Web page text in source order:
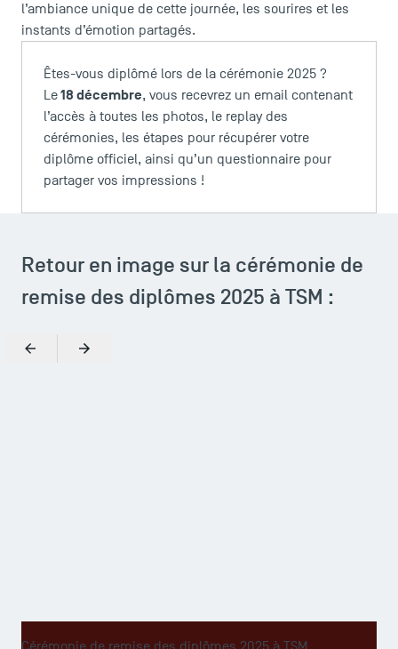
Actualités
l’ambiance unique de cette journée, les sourires et les
instants d’émotion partagés.
Êtes-vous diplômé lors de la cérémonie 2025 ?
Le18 décembre, vous recevrez un email contenant
l’accès à toutes les photos, le replay des
cérémonies, les étapes pour récupérer votre
diplôme officiel, ainsi qu’un questionnaire pour
partager vos impressions !
Retour en image sur la cérémonie de
remise des diplômes 2025 à TSM :
PrécédentSuivant